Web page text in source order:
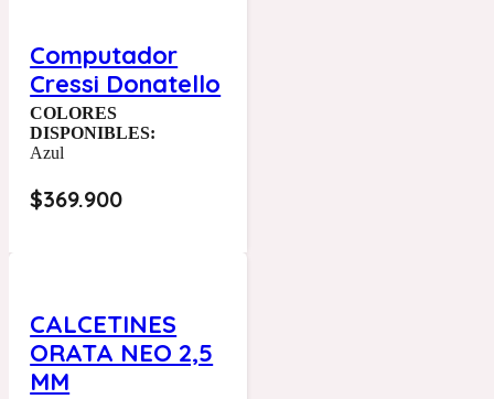
Computador
Cressi Donatello
COLORES
DISPONIBLES:
Azul
$369.900
CALCETINES
ORATA NEO 2,5
MM